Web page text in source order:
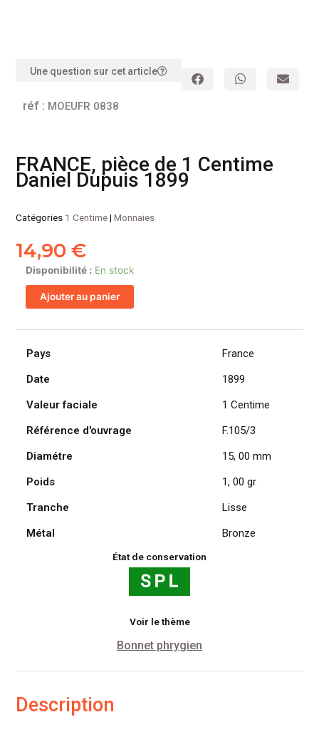
Une question sur cet article
réf : MOEUFR 0838
FRANCE, pièce de 1 Centime
Daniel Dupuis 1899
Catégories 1 Centime|Monnaies
14,90€
Disponibilité : En stock
quantité
de
FRANCE,
de
Daniel
1899
Ajouter au panier
Pays
France
Date
1899
Valeur faciale
1 Centime
Référence d'ouvrage
F.105/3
Diamétre
15, 00 mm
Poids
1, 00 gr
Tranche
Lisse
Métal
Bronze
État de conservation
Voir le thème
Bonnet phrygien
Description